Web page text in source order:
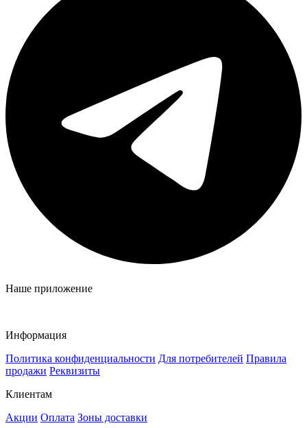
Наше приложение
Информация
Политика конфиденциальности Для потребителей Правила
продажи Реквизиты
Клиентам
Акции Оплата Зоны доставки